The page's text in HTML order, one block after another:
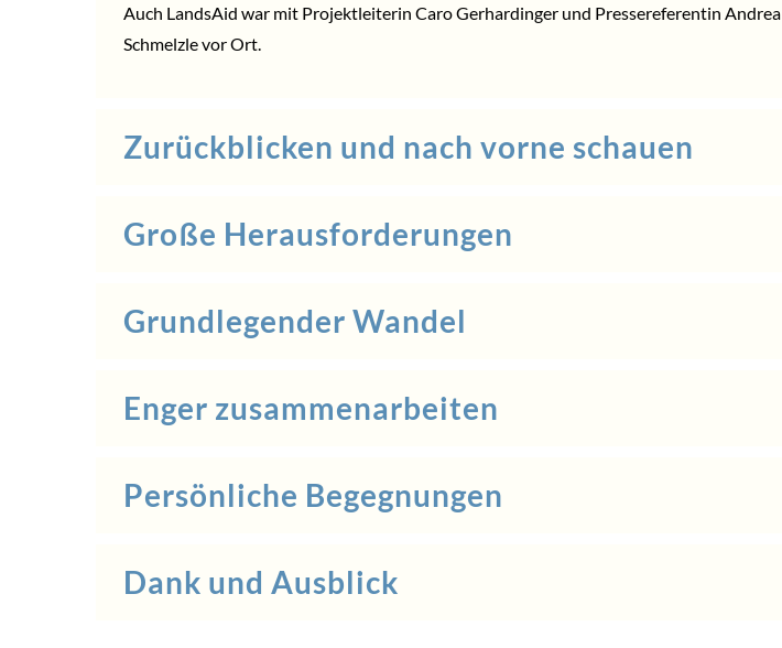
Auch LandsAid war mit Projektleiterin Caro Gerhardinger und Pressereferentin Andrea
Schmelzle vor Ort.
Zurückblicken und nach vorne schauen
Große Herausforderungen
Grundlegender Wandel
Enger zusammenarbeiten
Persönliche Begegnungen
Dank und Ausblick